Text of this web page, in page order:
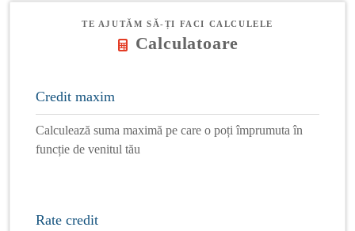
TE AJUTĂM SĂ-ȚI FACI CALCULELE
Calculatoare
Credit maxim
Calculează suma maximă pe care o poți împrumuta în
funcție de venitul tău
Rate credit